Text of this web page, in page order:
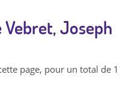
Vebret, Joseph
page, pour un total de 1